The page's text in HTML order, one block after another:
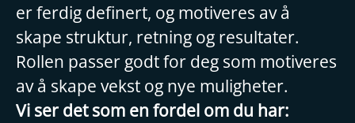
er ferdig definert, og motiveres av å
skape struktur, retning og resultater.
Rollen passer godt for deg som motiveres
av å skape vekst og nye muligheter.
Vi ser det som en fordel om du har: